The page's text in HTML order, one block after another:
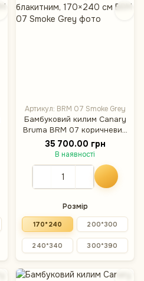
Артикул: BRM 07 Smoke Grey
Бамбуковий килим Canary
Bruma BRM 07 коричневий
з блакитним, 170×240 см
35 700.00 грн
В наявності
Розмір
170*240 200*300
240*340 300*390